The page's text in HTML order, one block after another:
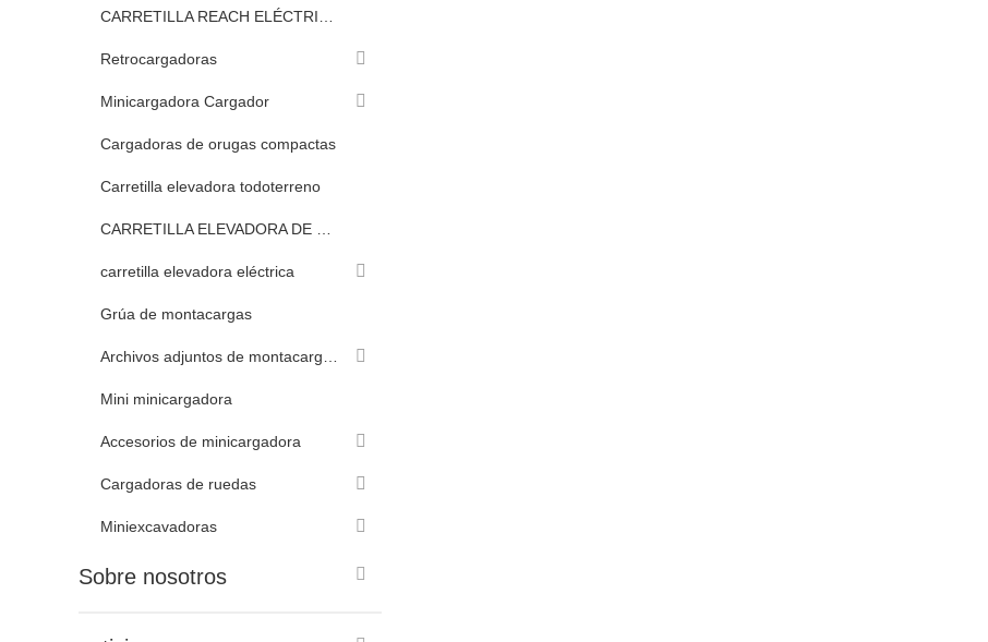
Retrocargadoras
Minicargadora Cargador
Cargadoras de orugas compactas
Carretilla elevadora todoterreno
carretilla elevadora eléctrica
Grúa de montacargas
Mini minicargadora
Accesorios de minicargadora
Cargadoras de ruedas
Miniexcavadoras
Sobre nosotros